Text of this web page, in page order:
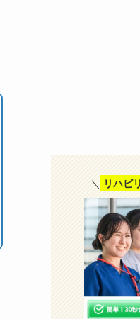
＼ リハビ